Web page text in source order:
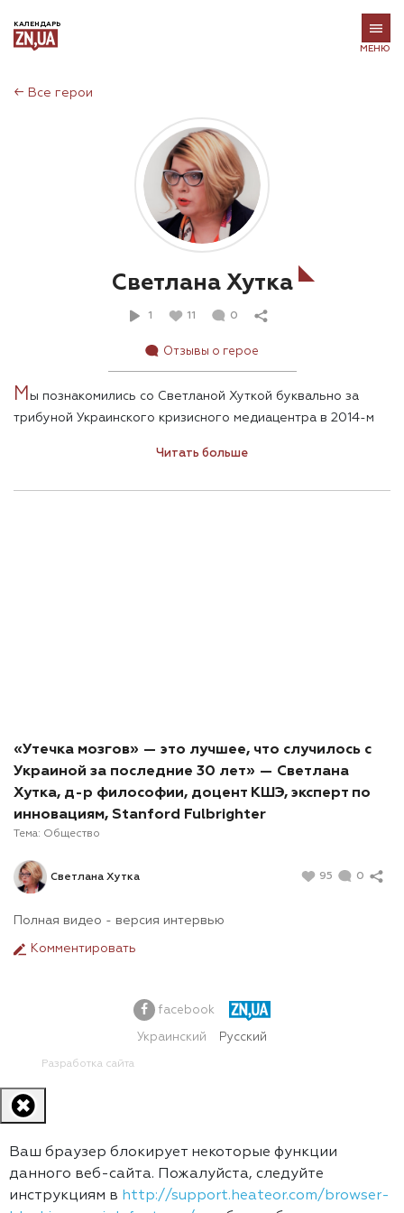
КАЛЕНДАРЬ
МЕНЮ
← Все герои
Светлана Хутка
1 11 0
Отзывы о герое
М ы познакомились со Светланой Хуткой буквально за
трибуной Украинского кризисного медиацентра в 2014-м
Украина» по Донбассу. Как выяснилось, тогда молодой
доцент Могилянки, только готовилась к своему главному
Читать больше
«Утечка мозгов» — это лучшее, что случилось с
Украиной за последние 30 лет» — Светлана
Хутка, д-р философии, доцент КШЭ, эксперт по
инновациям, Stanford Fulbrighter
Тема: Общество
Светлана Хутка 95 0
Полная видео - версия интервью
Комментировать
facebook
Украинский Русский
Разработка сайта
Ваш браузер блокирует некоторые функции
данного веб-сайта. Пожалуйста, следуйте
инструкциям в http://support.heateor.com/browser-